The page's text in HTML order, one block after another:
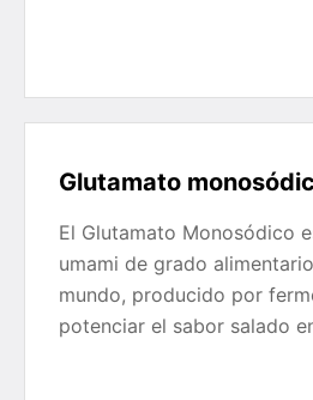
Glutamato
El Glutamato Monosódico
umami de grado
mundo, producido por
potenciar el sabor salado